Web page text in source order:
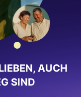
AUCH
SIND